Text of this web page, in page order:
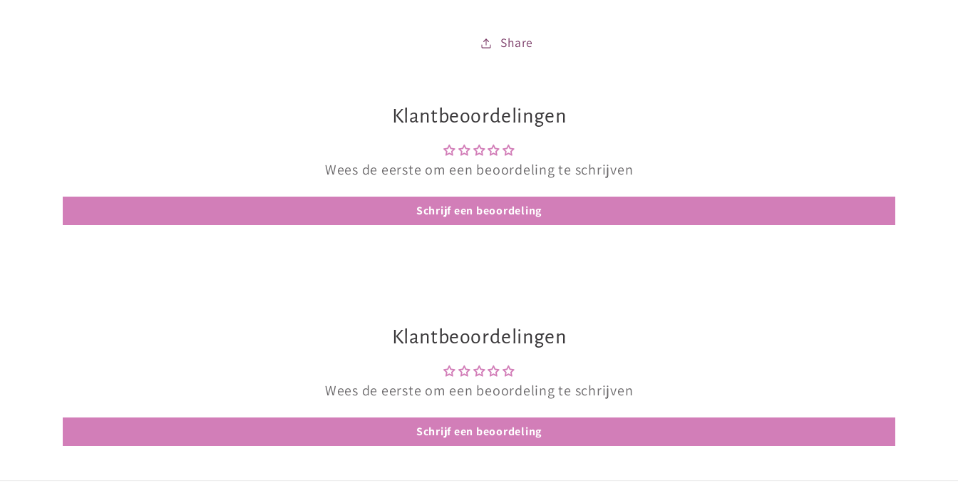
Share
Klantbeoordelingen
Wees de eerste om een beoordeling te schrijven
Schrijf een beoordeling
Klantbeoordelingen
Wees de eerste om een beoordeling te schrijven
Schrijf een beoordeling